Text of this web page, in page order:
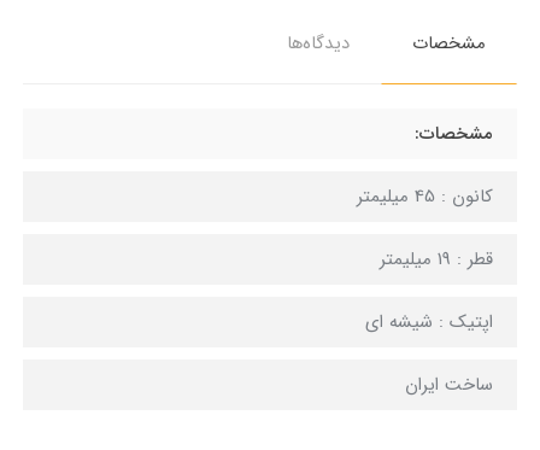
مشخصات دیدگاه‌ها
مشخصات:
کانون : 45 میلیمتر
قطر : 19 میلیمتر
اپتیک : شیشه ای
ساخت ایران